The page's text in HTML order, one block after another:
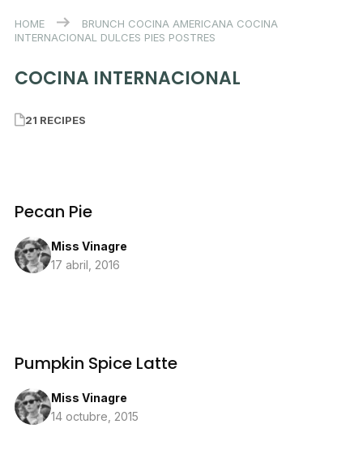
HOME BRUNCH COCINA AMERICANA COCINA
INTERNACIONAL
DULCES PIES POSTRES
COCINA INTERNACIONAL
21 RECIPES
Pecan Pie
Miss Vinagre
17 abril, 2016
Pumpkin Spice Latte
Miss Vinagre
14 octubre, 2015